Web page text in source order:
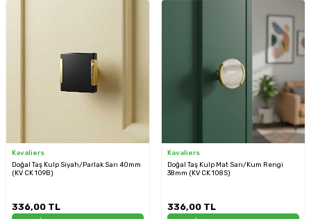
Kavaliers
Doğal Taş Kulp Siyah/Parlak Sarı 40mm
(KV CK 109B)
336,00 TL
Kavaliers
Doğal Taş Kulp Mat Sarı/Kum Rengi
38mm (KV CK 108S)
336,00 TL